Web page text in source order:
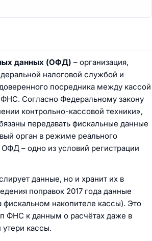
данных (ОФД) – организация,
налоговой службой и
посредника между кассой
Согласно Федеральному закону
контрольно-кассовой техники»,
передавать фискальные данные
орган в режиме реального
– одно из условий регистрации
данные, но и хранит их в
поправок 2017 года данные
фискальном накопителе кассы). Это
ФНС к данным о расчётах даже в
кассы.